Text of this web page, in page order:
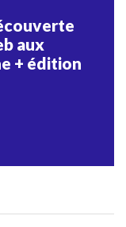
aux
+ édition